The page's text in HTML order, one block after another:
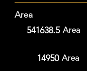
Area
541638.5 Area
14950 Area